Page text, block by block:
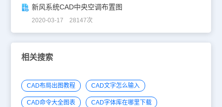
新风系统CAD中央空调布置图
2020-03-17 28147次
相关搜索
CAD布局出图教程 CAD文字怎么输入
CAD命令大全图表 CAD字体库在哪里下载